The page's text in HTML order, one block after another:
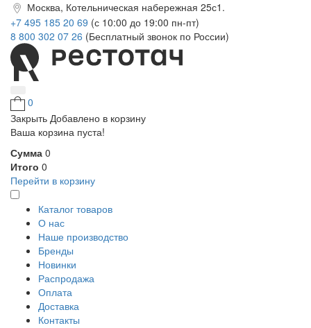
Москва, Котельническая набережная 25с1.
+7 495 185 20 69 (с 10:00 до 19:00 пн-пт)
8 800 302 07 26 (Бесплатный звонок по России)
0
Закрыть Добавлено в корзину
Ваша корзина пуста!
Сумма 0
Итого 0
Перейти в корзину
Каталог товаров
О нас
Наше производство
Бренды
Новинки
Распродажа
Оплата
Доставка
Контакты